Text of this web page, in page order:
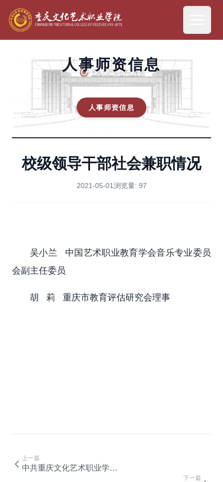
人事师资信息
人事师资信息
校级领导干部社会兼职情况
2021-05-01 浏览量: 97
吴小兰 中国艺术职业教育学会音乐专业委员
会副主任委员
胡 莉 重庆市教育评估研究会理事
上一篇
中共重庆文化艺术职业学院委员会关于党委班子成员分工调整的通知
下一篇